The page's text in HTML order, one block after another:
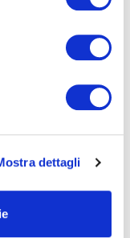
dettagli
PER IL
scambi via
Con la nostra
digitale